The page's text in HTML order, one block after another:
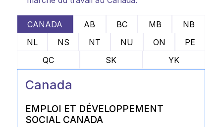
CANADA AB BC MB
NB
NL
NS NT NU ON
PE
QC
SK YK
Canada
EMPLOI ET DÉVELOPPEMENT
SOCIAL CANADA